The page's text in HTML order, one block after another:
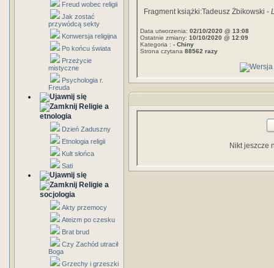
Freud wobec religii
Jak zostać
przywódcą sekty
Konwersja religijna
Po końcu świata
Przeżycie
mistyczne
Psychologia r.
Freuda
Religie a
etnologia
Dzień Zaduszny
Etnologia religii
Kult słońca
Sati
Religie a
socjologia
Akty przemocy
Ateizm po czesku
Brat brud
Czy Zachód utracił
Boga
Grzechy i grzeszki
Fragment książki:Tadeusz Żbikowski -
Data utworzenia: 02/10/2020 @ 13:08
Ostatnie zmiany: 10/10/2020 @ 12:09
Kategoria : - Chiny
Strona czytana 88562 razy
Nikt jeszcze